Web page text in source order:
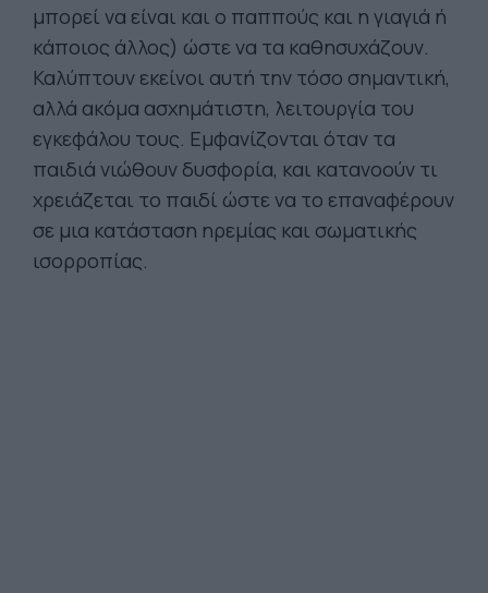
μπορεί να είναι και ο παππούς και η γιαγιά ή
κάποιος άλλος) ώστε να τα καθησυχάζουν.
Καλύπτουν εκείνοι αυτή την τόσο σημαντική,
αλλά ακόμα ασχημάτιστη, λειτουργία του
εγκεφάλου τους. Εμφανίζονται όταν τα
παιδιά νιώθουν δυσφορία, και κατανοούν τι
χρειάζεται το παιδί ώστε να το επαναφέρουν
σε μια κατάσταση ηρεμίας και σωματικής
ισορροπίας.